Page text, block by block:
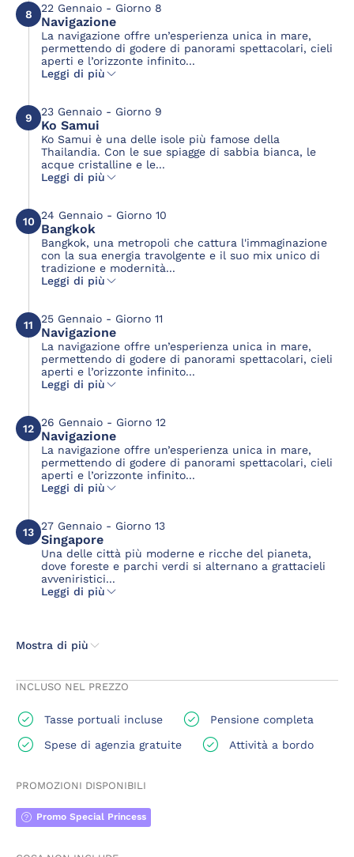
8 22 Gennaio - Giorno 8
Navigazione
La navigazione offre un’esperienza unica in mare,
permettendo di godere di panorami spettacolari, cieli
aperti e l’orizzonte infinito...
Leggi di più
9 23 Gennaio - Giorno 9
Ko Samui
Ko Samui è una delle isole più famose della
Thailandia. Con le sue spiagge di sabbia bianca, le
acque cristalline e le...
Leggi di più
10 24 Gennaio - Giorno 10
Bangkok
Bangkok, una metropoli che cattura l'immaginazione
con la sua energia travolgente e il suo mix unico di
tradizione e modernità...
Leggi di più
11 25 Gennaio - Giorno 11
Navigazione
La navigazione offre un’esperienza unica in mare,
permettendo di godere di panorami spettacolari, cieli
aperti e l’orizzonte infinito...
Leggi di più
12 26 Gennaio - Giorno 12
Navigazione
La navigazione offre un’esperienza unica in mare,
permettendo di godere di panorami spettacolari, cieli
aperti e l’orizzonte infinito...
Leggi di più
13 27 Gennaio - Giorno 13
Singapore
Una delle città più moderne e ricche del pianeta,
dove foreste e parchi verdi si alternano a grattacieli
avveniristici...
Leggi di più
Mostra di più
INCLUSO NEL PREZZO
Tasse portuali incluse
Pensione completa
Spese di agenzia gratuite
Attività a bordo
PROMOZIONI DISPONIBILI
Promo Special Princess